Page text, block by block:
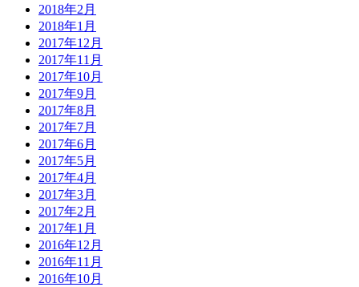
2018年2月
2018年1月
2017年12月
2017年11月
2017年10月
2017年9月
2017年8月
2017年7月
2017年6月
2017年5月
2017年4月
2017年3月
2017年2月
2017年1月
2016年12月
2016年11月
2016年10月